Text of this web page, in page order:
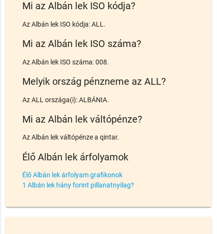
Mi az Albán lek ISO kódja?
Az Albán lek ISO kódja: ALL.
Mi az Albán lek ISO száma?
Az Albán lek ISO száma: 008.
Melyik ország pénzneme az ALL?
Az ALL országa(i): ALBÁNIA.
Mi az Albán lek váltópénze?
Az Albán lek váltópénze a qintar.
Élő Albán lek árfolyamok
Élő Albán lek árfolyam grafikonok
1 Albán lek hány forint pillanatnyilag?